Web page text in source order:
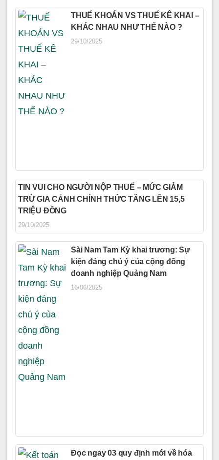
THUẾ KHOÁN VS THUẾ KÊ KHAI –
KHÁC NHAU NHƯ THẾ NÀO ?
29/10/2025
TIN VUI CHO NGƯỜI NỘP THUẾ – MỨC GIẢM
TRỪ GIA CẢNH CHÍNH THỨC TĂNG LÊN 15,5
TRIỆU ĐỒNG
29/10/2025
Sài Nam Tam Kỳ khai trương: Sự
kiện đáng chú ý của cộng đồng
doanh nghiệp Quảng Nam
16/06/2025
Đọc ngay 03 quy định mới về hóa